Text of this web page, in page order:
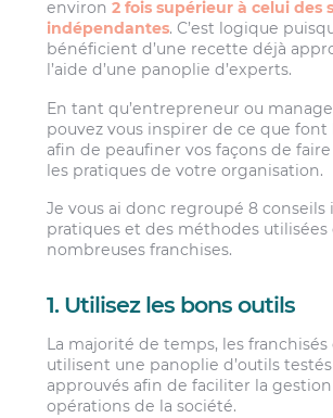
environ2 fois supérieur à celui des
indépendantes. C’est logique
bénéficient d’une recette déjà
l’aide d’une panoplie d’experts.
En tant qu’entrepreneur ou
pouvez vous inspirer de ce que font
afin de peaufiner vos façons de
les pratiques de votre organisation.
Je vous ai donc regroupé 8 conseils
pratiques et des méthodes utilisées
nombreuses franchises.
1. Utilisez les bons outils
La majorité de temps, les franchisés
utilisent une panoplie d’outils
approuvés afin de faciliter la
opérations de la société.